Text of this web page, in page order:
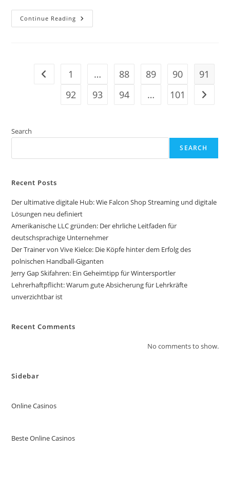
Continue Reading Ferrero
Rocher
Genießer
Schnäppchenjäger
Go to the previous page
1 … 88 89 90
91
92
93 94 … 101 Go to
Search
SEARCH
Recent Posts
Der ultimative digitale Hub: Wie Falcon Shop Streaming und digitale
Lösungen neu definiert
Amerikanische LLC gründen: Der ehrliche Leitfaden für
deutschsprachige Unternehmer
Der Trainer von Vive Kielce: Die Köpfe hinter dem Erfolg des
polnischen Handball-Giganten
Jerry Gap Skifahren: Ein Geheimtipp für Wintersportler
Lehrerhaftpflicht: Warum gute Absicherung für Lehrkräfte
unverzichtbar ist
Recent Comments
No comments to show.
Sidebar
Online Casinos
Beste Online Casinos